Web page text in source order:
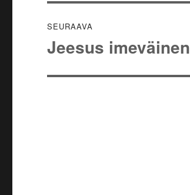
SEURAAVA
Seuraava
Jeesus imeväinen